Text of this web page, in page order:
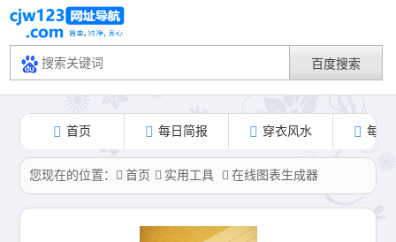
首页 每日简报 穿衣风水 每日
您现在的位置： 首页 实用工具 在线图表生成器